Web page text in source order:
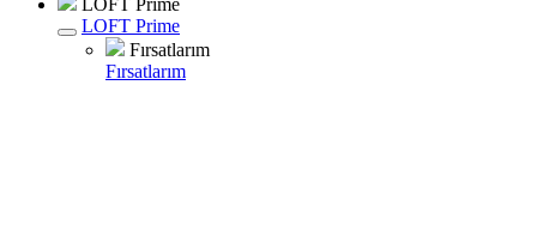
LOFT Prime
LOFT Prime
Fırsatlarım
Fırsatlarım